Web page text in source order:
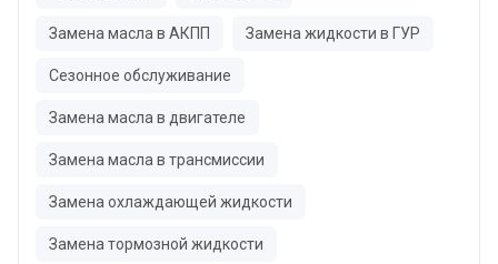
Замена масла в АКПП Замена жидкости в ГУР
Сезонное обслуживание
Замена масла в двигателе
Замена масла в трансмиссии
Замена охлаждающей жидкости
Замена тормозной жидкости